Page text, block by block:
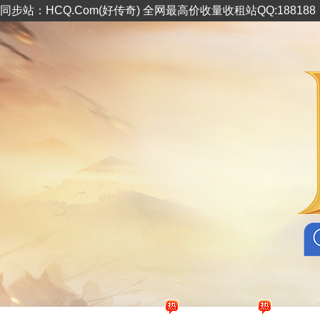
同步站：HCQ.Com(好传奇) 全网最高价收量收租站